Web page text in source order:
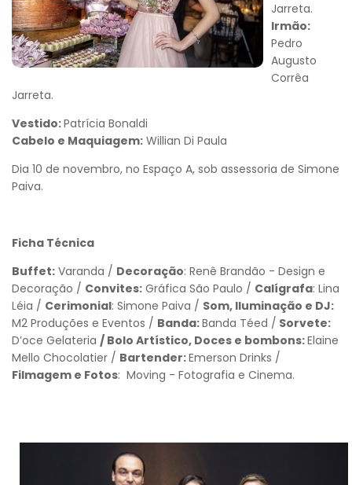
Jarreta.
Irmão:
Pedro
Augusto
Corrêa
Jarreta.
Vestido:Patrícia Bonaldi
Cabelo e Maquiagem: Willian Di Paula
Dia 10 de novembro, no Espaço A, sob assessoria de Simone
Paiva.
Ficha Técnica
Buffet: Varanda / Decoração: Renê Brandão - Design e
Decoração / Convites: Gráfica São Paulo / Calígrafa: Lina
Léia / Cerimonial: Simone Paiva / Som, Iluminação e DJ:
M2 Produções e Eventos / Banda:Banda Téed / Sorvete:
D’oce Gelateria / Bolo Artístico, Doces e bombons:Elaine
Mello Chocolatier / Bartender:Emerson Drinks /
Filmagem e Fotos: Moving - Fotografia e Cinema.